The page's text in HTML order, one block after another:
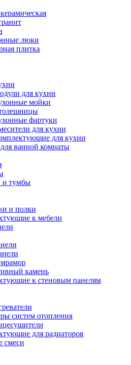
люки
плитка
для кухни
мойки
фартуки
для кухни
для кухни
ванной комнаты
и тумбы
и полки
к мебели
камень
к стеновым панелям
систем отопления
для радиаторов
смеси